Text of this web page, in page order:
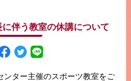
伴う教室の休講について
ンター主催のスポーツ教室をご
上
ジで会員登録がお済みの方